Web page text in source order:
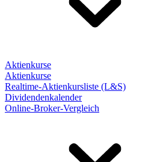
Aktienkurse
Aktienkurse
Realtime-Aktienkursliste (L&S)
Dividendenkalender
Online-Broker-Vergleich